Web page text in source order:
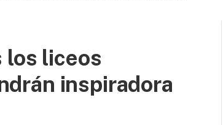
los liceos
inspiradora